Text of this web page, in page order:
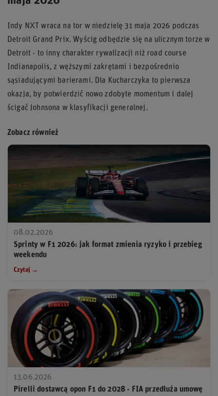
Indy NXT wraca na tor w niedzielę 31 maja 2026 podczas
Detroit Grand Prix. Wyścig odbędzie się na ulicznym torze w
Detroit - to inny charakter rywalizacji niż road course
Indianapolis, z węższymi zakrętami i bezpośrednio
sąsiadującymi barierami. Dla Kucharczyka to pierwsza
okazja, by potwierdzić nowo zdobyte momentum i dalej
ścigać Johnsona w klasyfikacji generalnej.
Zobacz również
08.02.2026
Sprinty w F1 2026: jak format zmienia ryzyko i przebieg
weekendu
Czytaj →
13.06.2026
Pirelli dostawcą opon F1 do 2028 - FIA przedłuża umowę